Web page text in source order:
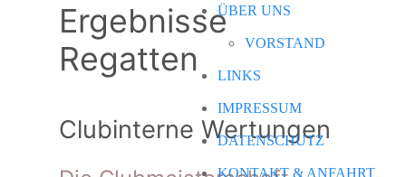
ÜBER UNS
VORSTAND
LINKS
IMPRESSUM
DATENSCHUTZ
KONTAKT & ANFAHRT
Ergebnisse
Regatten
Clubinterne Wertungen